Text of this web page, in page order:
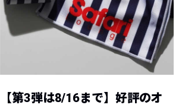
【第3弾は8/16まで】好評のオ